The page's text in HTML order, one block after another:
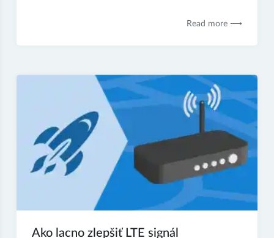
Read more ⟶
Ako lacno zlepšiť LTE signál